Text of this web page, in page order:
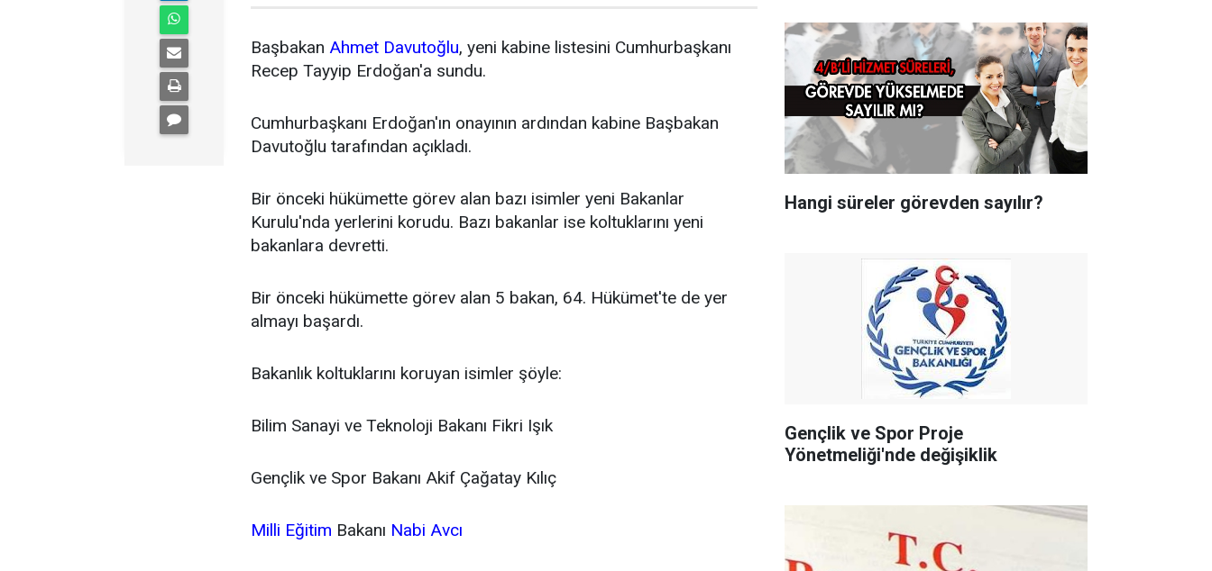
Başbakan Ahmet Davutoğlu, yeni kabine listesini Cumhurbaşkanı
Recep Tayyip Erdoğan'a sundu.
Cumhurbaşkanı Erdoğan'ın onayının ardından kabine Başbakan
Davutoğlu tarafından açıkladı.
Bir önceki hükümette görev alan bazı isimler yeni Bakanlar
Kurulu'nda yerlerini korudu. Bazı bakanlar ise koltuklarını yeni
bakanlara devretti.
Bir önceki hükümette görev alan 5 bakan, 64. Hükümet'te de yer
almayı başardı.
Bakanlık koltuklarını koruyan isimler şöyle:
Bilim Sanayi ve Teknoloji Bakanı Fikri Işık
Gençlik ve Spor Bakanı Akif Çağatay Kılıç
Milli Eğitim Bakanı Nabi Avcı
Hangi süreler görevden sayılır?
Gençlik ve Spor Proje
Yönetmeliği'nde değişiklik